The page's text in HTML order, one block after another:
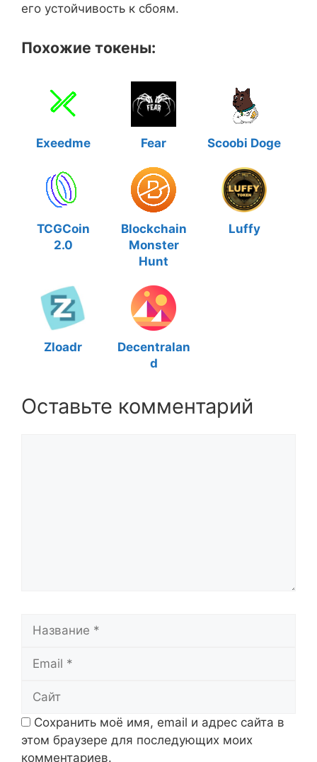
его устойчивость к сбоям.
Похожие токены:
Exeedme Fear Scoobi Doge
TCGCoin
2.0
Blockchain
Monster
Hunt
Luffy
Zloadr
Decentralan
d
Оставьте комментарий
Название
Email
Сайт
Сохранить моё имя, email и адрес сайта в
этом браузере для последующих моих
комментариев.